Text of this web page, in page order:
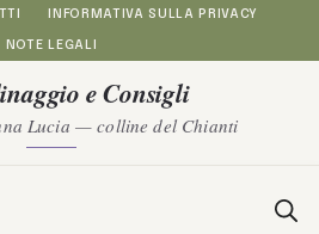
INFORMATIVA SULLA PRIVACY
NOTE LEGALI
e Consigli
Lucia — colline del Chianti